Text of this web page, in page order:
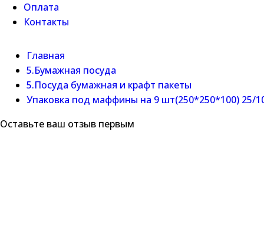
Оплата
Контакты
Главная
5.Бумажная посуда
5.Посуда бумажная и крафт пакеты
Упаковка под маффины на 9 шт(250*250*100) 25/
Оставьте ваш отзыв первым